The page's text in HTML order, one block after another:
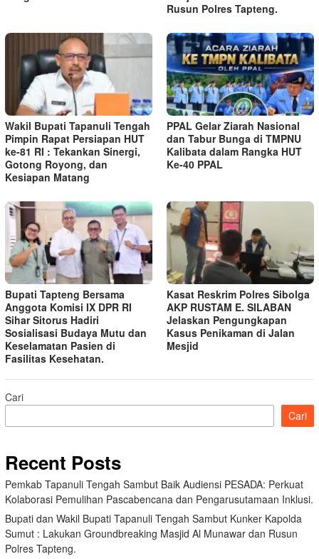
Rusun Polres Tapteng.
Wakil Bupati Tapanuli Tengah
Pimpin Rapat Persiapan HUT
ke-81 RI : Tekankan Sinergi,
Gotong Royong, dan
Kesiapan Matang
PPAL Gelar Ziarah Nasional
dan Tabur Bunga di TMPNU
Kalibata dalam Rangka HUT
Ke-40 PPAL
Bupati Tapteng Bersama
Anggota Komisi IX DPR RI
Sihar Sitorus Hadiri
Sosialisasi Budaya Mutu dan
Keselamatan Pasien di
Fasilitas Kesehatan.
Kasat Reskrim Polres Sibolga
AKP RUSTAM E. SILABAN
Jelaskan Pengungkapan
Kasus Penikaman di Jalan
Mesjid
Cari
Cari
Recent Posts
Pemkab Tapanuli Tengah Sambut Baik Audiensi PESADA: Perkuat
Kolaborasi Pemulihan Pascabencana dan Pengarusutamaan Inklusi.
Bupati dan Wakil Bupati Tapanuli Tengah Sambut Kunker Kapolda
Sumut : Lakukan Groundbreaking Masjid Al Munawar dan Rusun
Polres Tapteng.